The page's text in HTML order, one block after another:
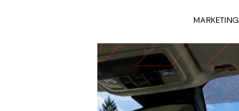
MARKETING